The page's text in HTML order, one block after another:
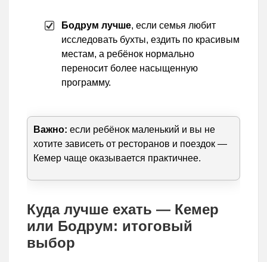
Бодрум лучше, если семья любит
исследовать бухты, ездить по красивым
местам, а ребёнок нормально
переносит более насыщенную
программу.
Важно: если ребёнок маленький и вы не
хотите зависеть от ресторанов и поездок —
Кемер чаще оказывается практичнее.
Куда лучше ехать — Кемер
или Бодрум: итоговый
выбор